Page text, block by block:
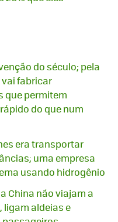
do século; pela
fabricar
que permitem
do que num
era transportar
uma empresa
usando hidrogênio
China não viajam a
aldeias e